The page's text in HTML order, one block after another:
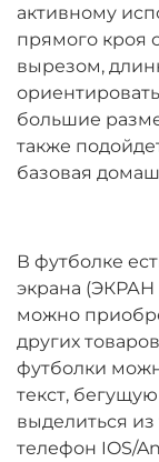
активному
прямого кроя
вырезом,
большие
также
базовая
В футболке
экрана
можно
других
футболки
текст,
выделиться
телефон IOS/